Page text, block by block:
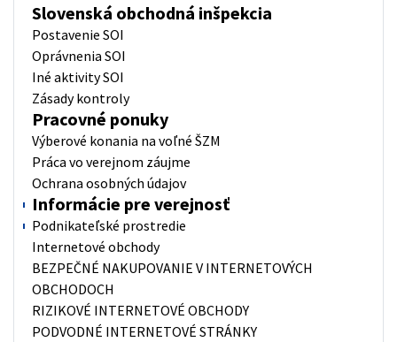
Slovenská obchodná inšpekcia
Postavenie SOI
Oprávnenia SOI
Iné aktivity SOI
Zásady kontroly
Pracovné ponuky
Výberové konania na voľné ŠZM
Práca vo verejnom záujme
Ochrana osobných údajov
Informácie pre verejnosť
Podnikateľské prostredie
Internetové obchody
BEZPEČNÉ NAKUPOVANIE V INTERNETOVÝCH
OBCHODOCH
RIZIKOVÉ INTERNETOVÉ OBCHODY
PODVODNÉ INTERNETOVÉ STRÁNKY